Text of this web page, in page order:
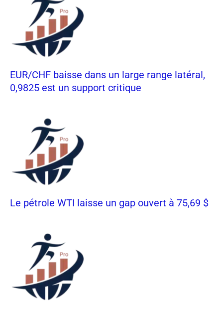
EUR/CHF baisse dans un large range latéral,
0,9825 est un support critique
Le pétrole WTI laisse un gap ouvert à 75,69 $